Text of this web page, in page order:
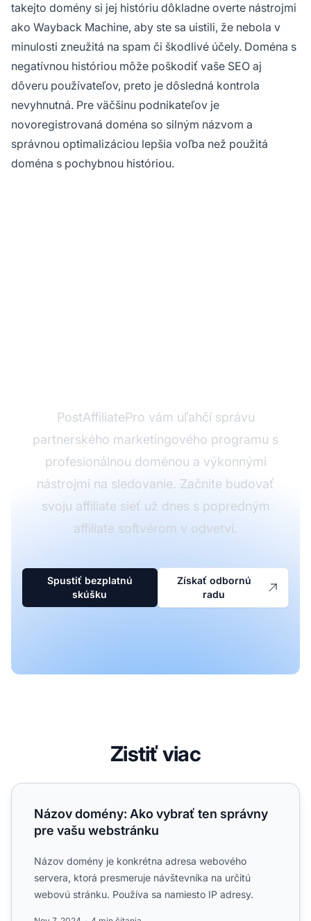
takejto domény si jej históriu dôkladne overte nástrojmi
ako Wayback Machine, aby ste sa uistili, že nebola v
minulosti zneužitá na spam či škodlivé účely. Doména s
negatívnou históriou môže poškodiť vaše SEO aj
dôveru používateľov, preto je dôsledná kontrola
nevyhnutná. Pre väčšinu podnikateľov je
novoregistrovaná doména so silným názvom a
správnou optimalizáciou lepšia voľba než použitá
doména s pochybnou históriou.
PostAffiliatePro vám uľahčí správu
partnerského marketingového programu s
profesionálnou doménou a výkonnými
nástrojmi na sledovanie. Začnite budovať
svoju affiliate sieť už dnes s popredným
affiliate softvérom v odvetví.
Spustiť bezplatnú
skúšku
Získať odbornú
radu
Zistiť viac
Názov domény: Ako vybrať ten správny pre vašu
Názov domény: Ako vybrať ten správny
pre vašu webstránku
Názov domény je konkrétna adresa webového
servera, ktorá presmeruje návštevníka na určitú
webovú stránku. Používa sa namiesto IP adresy.